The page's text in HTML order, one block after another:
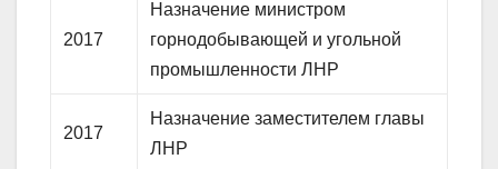
2017
Назначение министром
горнодобывающей и угольной
промышленности ЛНР
2017
Назначение заместителем главы
ЛНР